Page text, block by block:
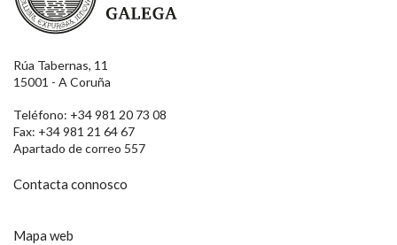
Rúa Tabernas, 11
15001 - A Coruña
Teléfono: +34 981 20 73 08
Fax: +34 981 21 64 67
Apartado de correo 557
Contacta connosco
Mapa web